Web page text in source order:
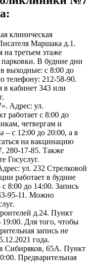
клиническая
Маршака д.1.
третьем этаже
В будние дни
выходные: с 8:00 до
телефону: 212-58-90.
в кабинет 343 или
Адрес: ул.
работает с 8:00 до
четвергам и
– с 12:00 до 20:00, а в
на вакцинацию
280-17-85. Также
Госуслуг.
ул. 232 Стрелковой
работает в будние
8:00 до 14:00. Запись
95-11. Можно
д.24. Пункт
19:00. Для того, чтобы
запись не
года.
Сибиряков, 65А. Пункт
Предварительная